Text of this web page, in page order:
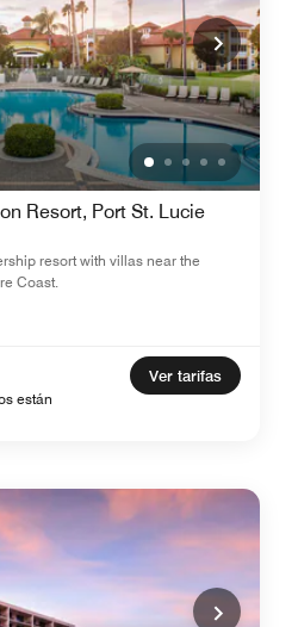
Resort, Port St. Lucie
resort with villas near the
Coast.
están
Ver tarifas